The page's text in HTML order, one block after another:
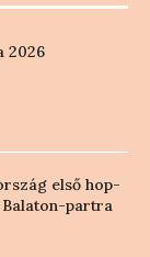
2026
első hop-
partra